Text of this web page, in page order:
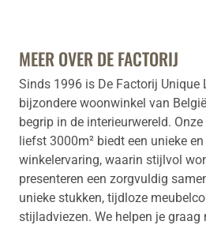
MEER OVER DE FACTORIJ
Sinds 1996 is De Factorij Unique
bijzondere woonwinkel van
begrip in de interieurwereld.
liefst 3000m² biedt een unieke
winkelervaring, waarin stijlvol
presenteren een zorgvuldig
unieke stukken, tijdloze
stijladviezen. We helpen je graag